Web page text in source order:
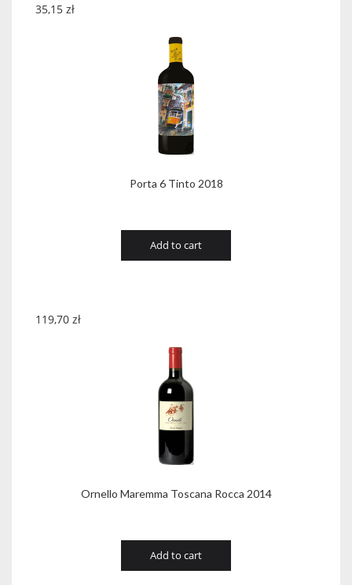
Porta 6 Tinto 2018
35,15 zł
Add to cart
Ornello Maremma Toscana Rocca 2014
119,70 zł
Add to cart